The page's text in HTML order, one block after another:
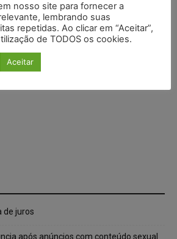
de juros
após anúncios com conteúdo sexual
nosso site para fornecer a
lembrando suas
repetidas. Ao clicar em “Aceitar”,
de TODOS os cookies.
Aceitar